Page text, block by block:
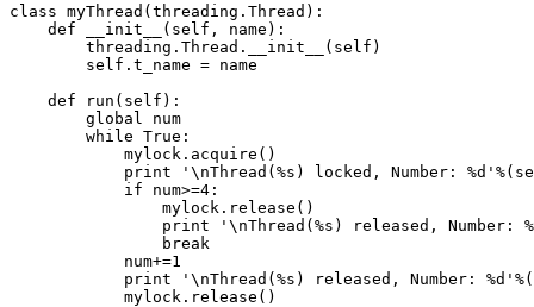
class myThread(threading.Thread):
    def __init__(self, name):
        threading.Thread.__init__(self)
        self.t_name = name
    def run(self):
        global num
        while True:
            mylock.acquire()
print '\nThread(%s) locked, Number:
            if num>=4:
                mylock.release()
print '\nThread(%s) released,
                break
            num+=1
print '\nThread(%s) released, Number:
            mylock.release()